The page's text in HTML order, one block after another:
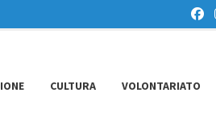
CULTURA VOLONTARIATO